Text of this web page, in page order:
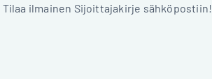
ilmainen Sijoittajakirje sähköpostiin!